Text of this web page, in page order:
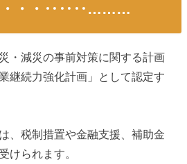
・・‥‥‥………
・減災の事前対策に関する計画
継続力強化計画」として認定す
、税制措置や金融支援、補助金
けられます。